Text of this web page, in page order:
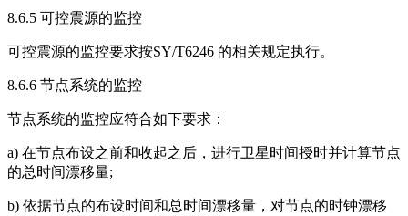
8.6.5 可控震源的监控
可控震源的监控要求按SY/T6246 的相关规定执行。
8.6.6 节点系统的监控
节点系统的监控应符合如下要求：
a) 在节点布设之前和收起之后，进行卫星时间授时并计算节点
的总时间漂移量;
b) 依据节点的布设时间和总时间漂移量，对节点的时钟漂移